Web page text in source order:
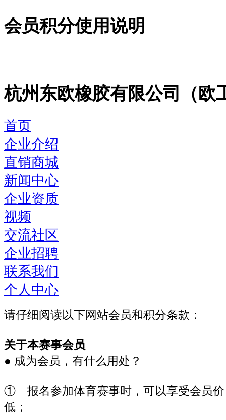
会员积分使用说明
杭州东欧橡胶有限公司（欧
首页
企业介绍
直销商城
新闻中心
企业资质
视频
交流社区
企业招聘
联系我们
个人中心
请仔细阅读以下网站会员和积分条款：
关于本赛事会员
● 成为会员，有什么用处？
① 报名参加体育赛事时，可以享受会员价
低；